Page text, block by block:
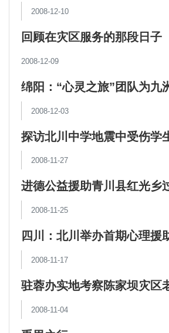
2008-12-10
回顾在灾区服务的那段日子
2008-12-09
绵阳：“心灵之旅”团队为九
小学教师进行心理辅导
2008-12-03
探访北川中学地震中受伤学
2008-11-27
进德公益援助青川县红光乡
2008-11-25
四川：北川举办首期心理援
论坛研讨会
2008-11-17
驻蓉办实地考察陈家坝灾区
2008-11-04